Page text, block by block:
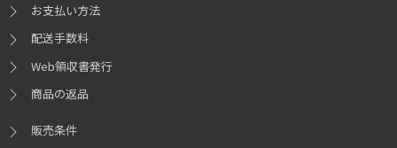
お支払い方法
配送手数料
Web領収書発行
商品の返品
販売条件